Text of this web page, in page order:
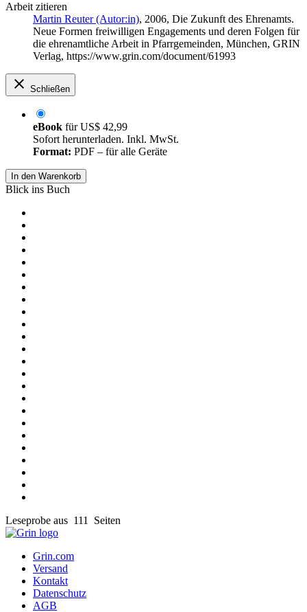
Arbeit zitieren
Martin Reuter (Autor:in), 2006, Die Zukunft des Ehrenamts.
Neue Formen freiwilligen Engagements und deren Folgen für
die ehrenamtliche Arbeit in Pfarrgemeinden, München, GRIN
Verlag, https://www.grin.com/document/61993
Schließen
eBook fürUS$ 42,99
Sofort herunterladen. Inkl. MwSt.
Format: PDF – für alle Geräte
In den Warenkorb
Blick ins Buch
Leseprobe aus 111 Seiten
Grin.com
Versand
Kontakt
Datenschutz
AGB